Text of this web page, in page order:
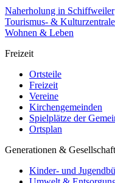
Naherholung in Schiffweiler
Tourismus- &
Wohnen & Leben
Freizeit
Ortsteile
Freizeit
Vereine
Kirchengemeinden
Spielplätze der
Ortsplan
Generationen & Gesellschaft
Kinder- und